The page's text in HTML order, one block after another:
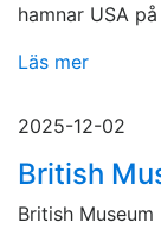
hamnar USA
Läs mer
2025-12-02
British
British